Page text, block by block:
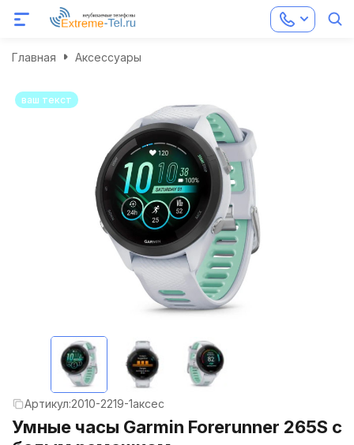
Главная Аксессуары
ваш текст
Артикул:2010-2219-1аксес
Умные часы Garmin Forerunner 265S с